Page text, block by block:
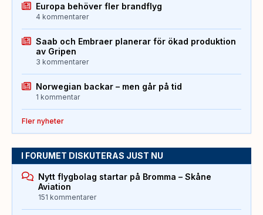
Europa behöver fler brandflyg
4 kommentarer
Saab och Embraer planerar för ökad produktion
av Gripen
3 kommentarer
Norwegian backar – men går på tid
1 kommentar
Fler nyheter
I FORUMET DISKUTERAS JUST NU
Nytt flygbolag startar på Bromma – Skåne
Aviation
151 kommentarer